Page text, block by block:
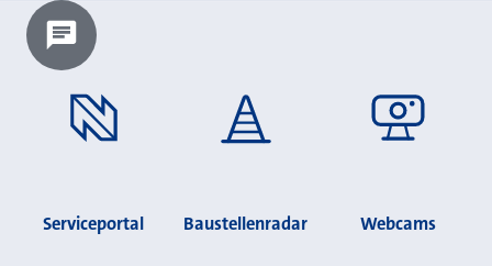
Chatbot laden?
Serviceportal Baustellenradar Webcams